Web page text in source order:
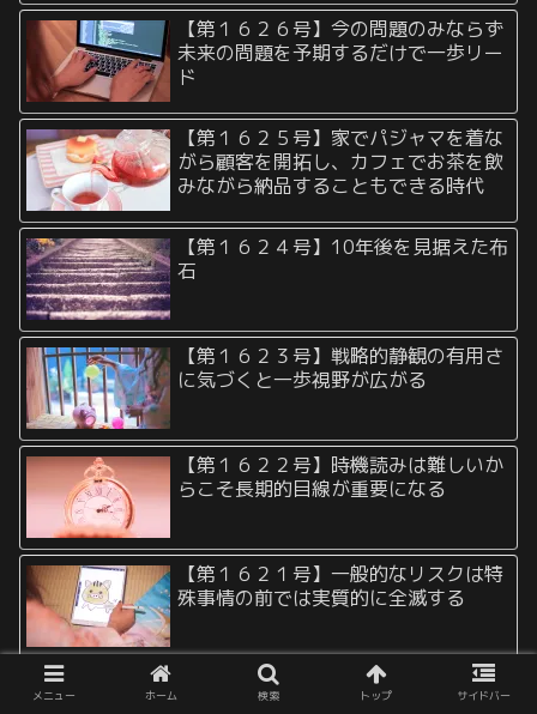
【第１６２６号】今の問題のみならず
未来の問題を予期するだけで一歩リー
ド
【第１６２５号】家でパジャマを着な
がら顧客を開拓し、カフェでお茶を飲
みながら納品することもできる時代
【第１６２４号】10年後を見据えた布
石
【第１６２３号】戦略的静観の有用さ
に気づくと一歩視野が広がる
【第１６２２号】時機読みは難しいか
らこそ長期的目線が重要になる
【第１６２１号】一般的なリスクは特
殊事情の前では実質的に全滅する
【第１６２０号】ローリスクハイリタ
ーンを設計するためには特殊条件が必
メニュー ホーム 検索 トップ サイドバー